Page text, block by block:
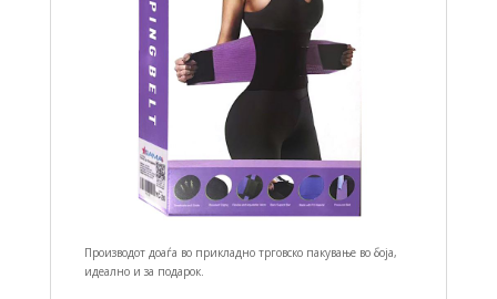
Производот доаѓа во прикладно трговско пакување во боја,
идеално и за подарок.